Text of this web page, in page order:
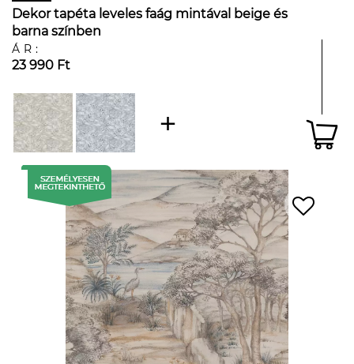
Dekor tapéta leveles faág mintával beige és
barna színben
ÁR:
23 990 Ft